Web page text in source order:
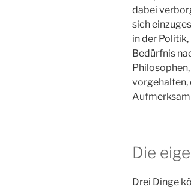
dabei
sich
in der
Bedürfnis
vorgehalten,
Die
Drei Dinge